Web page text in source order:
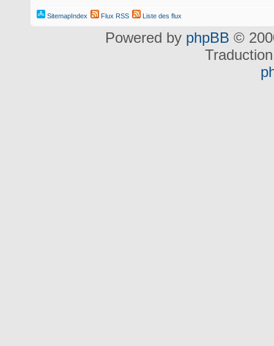
SitemapIndex Flux RSS Liste des flux
Powered by phpBB ©